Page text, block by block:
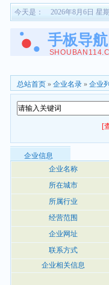
今天是： 2026年8月6日 星
总站首页 » 企业名录 » 企业
[
企业信息
企业名称
所在城市
所属行业
经营范围
企业网址
联系方式
企业相关信息